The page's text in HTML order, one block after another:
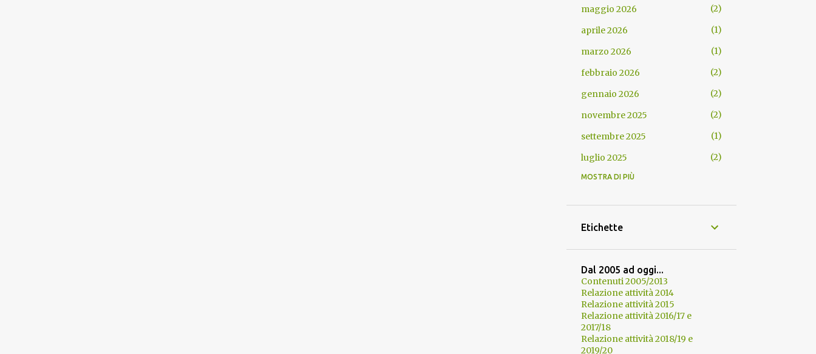
maggio 2026
2
aprile 2026
1
marzo 2026
1
febbraio 2026
2
gennaio 2026
2
novembre 2025
2
settembre 2025
1
luglio 2025
2
giugno 2025
aprile 2025
dicembre 2024
ottobre 2024
luglio 2024
giugno 2024
maggio 2024
MOSTRA DI PIÙ
Etichette
Dal 2005 ad oggi...
Contenuti 2005/2013
Relazione attività 2014
Relazione attività 2015
Relazione attività 2016/17 e
2017/18
Relazione attività 2018/19 e
2019/20